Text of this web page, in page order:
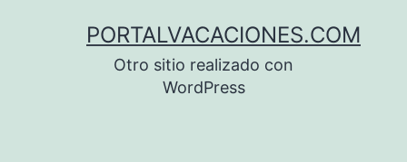
PORTALVACACIONES.COM
Otro sitio realizado con
WordPress